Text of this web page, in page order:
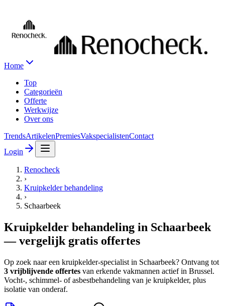
Home
Top
Categorieën
Offerte
Werkwijze
Over ons
TrendsArtikelenPremiesVakspecialistenContact
Login
Renocheck
›
Kruipkelder behandeling
›
Schaarbeek
Kruipkelder behandeling in Schaarbeek
— vergelijk gratis offertes
Op zoek naareen kruipkelder-specialist in Schaarbeek? Ontvang tot
3 vrijblijvende offertes van erkende vakmannen actief in Brussel.
Vocht-, schimmel- of asbestbehandeling van je kruipkelder, plus
isolatie van onderaf.